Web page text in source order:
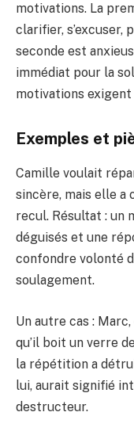
motivations. La
clarifier, s’excuser,
seconde est
immédiat pour la
motivations
Exemples et
Camille voulait
sincère, mais elle a
recul. Résultat : un
déguisés et une
confondre volonté
soulagement.
Un autre cas :
qu’il boit un verre
la répétition a
lui, aurait signifié
destructeur.